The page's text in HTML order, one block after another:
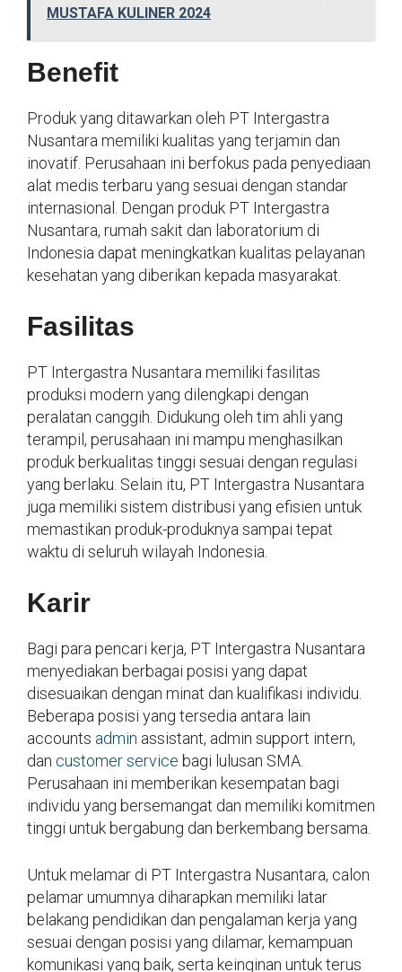
MUSTAFA KULINER 2024
Benefit
Produk yang ditawarkan oleh PT Intergastra
Nusantara memiliki kualitas yang terjamin dan
inovatif. Perusahaan ini berfokus pada penyediaan
alat medis terbaru yang sesuai dengan standar
internasional. Dengan produk PT Intergastra
Nusantara, rumah sakit dan laboratorium di
Indonesia dapat meningkatkan kualitas pelayanan
kesehatan yang diberikan kepada masyarakat.
Fasilitas
PT Intergastra Nusantara memiliki fasilitas
produksi modern yang dilengkapi dengan
peralatan canggih. Didukung oleh tim ahli yang
terampil, perusahaan ini mampu menghasilkan
produk berkualitas tinggi sesuai dengan regulasi
yang berlaku. Selain itu, PT Intergastra Nusantara
juga memiliki sistem distribusi yang efisien untuk
memastikan produk-produknya sampai tepat
waktu di seluruh wilayah Indonesia.
Karir
Bagi para pencari kerja, PT Intergastra Nusantara
menyediakan berbagai posisi yang dapat
disesuaikan dengan minat dan kualifikasi individu.
Beberapa posisi yang tersedia antara lain
accounts admin assistant, admin support intern,
dan customer service bagi lulusan SMA.
Perusahaan ini memberikan kesempatan bagi
individu yang bersemangat dan memiliki komitmen
tinggi untuk bergabung dan berkembang bersama.
Untuk melamar di PT Intergastra Nusantara, calon
pelamar umumnya diharapkan memiliki latar
belakang pendidikan dan pengalaman kerja yang
sesuai dengan posisi yang dilamar, kemampuan
komunikasi yang baik, serta keinginan untuk terus